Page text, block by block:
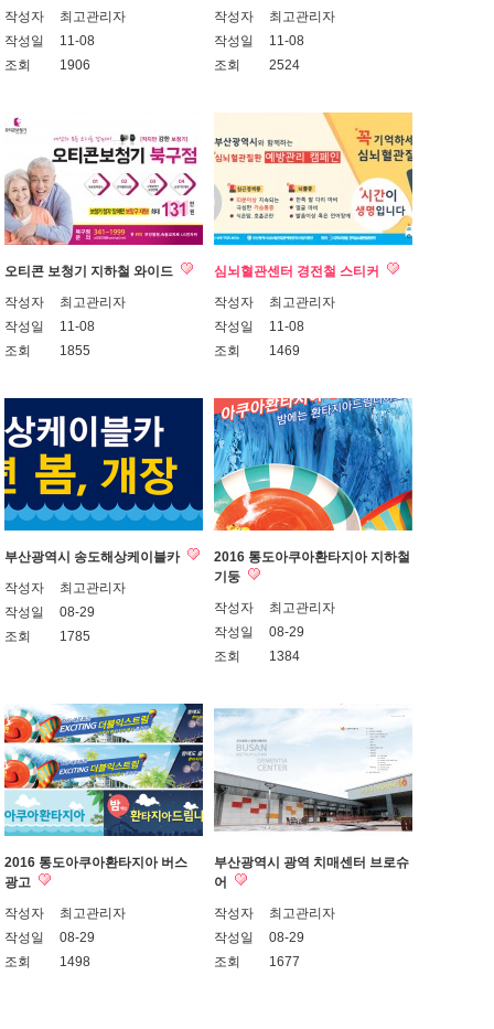
작성자
최고관리자
작성일
11-08
조회
1906
작성자
최고관리자
작성일
11-08
조회
2524
오티콘 보청기 지하철 와이드
작성자
최고관리자
작성일
11-08
조회
1855
심뇌혈관센터 경전철 스티커
작성자
최고관리자
작성일
11-08
조회
1469
부산광역시 송도해상케이블카
작성자
최고관리자
작성일
08-29
조회
1785
2016 통도아쿠아환타지아 지하철
기둥
작성자
최고관리자
작성일
08-29
조회
1384
2016 통도아쿠아환타지아 버스
광고
작성자
최고관리자
작성일
08-29
조회
1498
부산광역시 광역 치매센터 브로슈
어
작성자
최고관리자
작성일
08-29
조회
1677